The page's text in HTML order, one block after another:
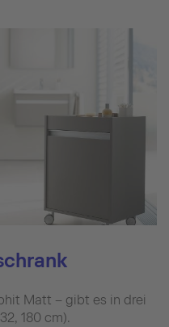
Matt – gibt es in drei
180 cm).